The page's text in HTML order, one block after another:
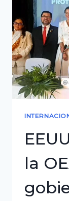
provoca
colapsos
de
edificios
en
Caracas
la